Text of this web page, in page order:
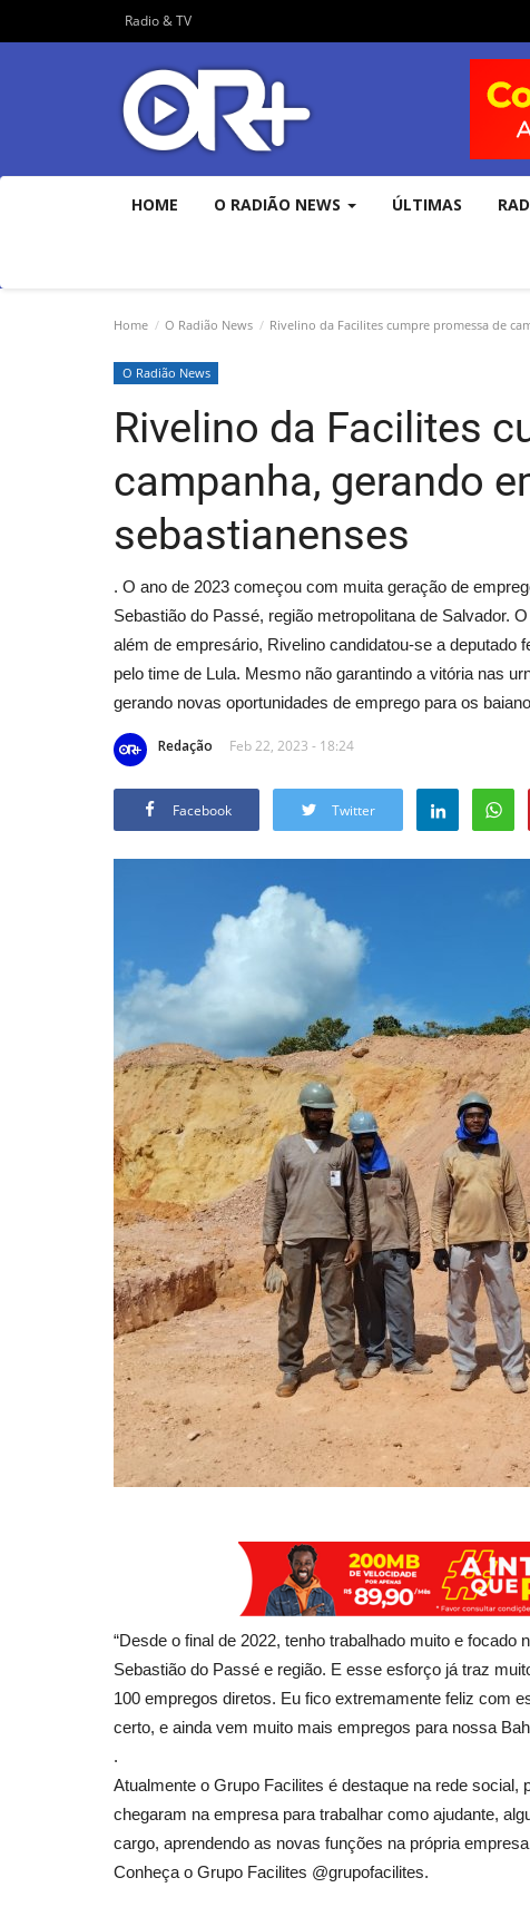
Radio & TV
HOME O RADIÃO NEWS ÚLTIMAS
Home O Radião News Rivelino da Facilites cumpre promessa de
O Radião News
Rivelino da Facilites
campanha, gerando
sebastianenses
. O ano de 2023 começou com muita geração de
Sebastião do Passé, região metropolitana de Salvador.
além de empresário, Rivelino candidatou-se a deputado
pelo time de Lula. Mesmo não garantindo a vitória nas
gerando novas oportunidades de emprego para os
Redação Feb 22, 2023 - 18:24
Facebook Twitter
“Desde o final de 2022, tenho trabalhado muito e
Sebastião do Passé e região. E esse esforço já traz
100 empregos diretos. Eu fico extremamente feliz com
certo, e ainda vem muito mais empregos para nossa
.
Atualmente o Grupo Facilites é destaque na rede
chegaram na empresa para trabalhar como ajudante,
cargo, aprendendo as novas funções na própria
Conheça o Grupo Facilites @grupofacilites.